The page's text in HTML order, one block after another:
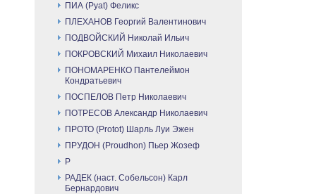
ПИА (Pyat) Феликс
ПЛЕХАНОВ Георгий Валентинович
ПОДВОЙСКИЙ Николай Ильич
ПОКРОВСКИЙ Михаил Николаевич
ПОНОМАРЕНКО Пантелеймон
Кондратьевич
ПОСПЕЛОВ Петр Николаевич
ПОТРЕСОВ Александр Николаевич
ПРОТО (Protot) Шарль Луи Эжен
ПРУДОН (Proudhon) Пьер Жозеф
Р
РАДЕК (наст. Собельсон) Карл
Бернардович